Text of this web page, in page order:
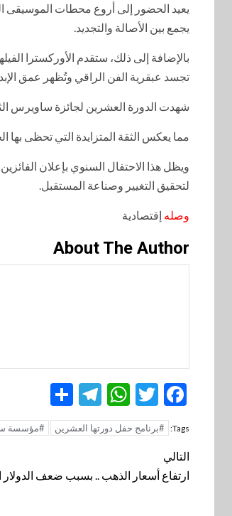
يعيد الحضور إلى أروع محطات الموسيقى
يجمع بين الأصالة والتجديد.
بالإضافة إلى ذلك، ستقدم الأوركسترا
تجسد عبقرية الفن الراقي وتُظهر عمق
شهدت الدورة العشرين لجائزة ساويرس
مما يعكس الثقة المتزايدة التي تحظى بها
ويظل هذا الاحتفال السنوي بإعلان
لتحقيق التغيير وصناعة المستقبل.
وصله إقتصادية
About The Author
Facebook
Twitter
WhatsApp
Telegram
Tags: #برنامج حفل دورتها العشرين #مؤسسة
تنقل
المقالة
التالي
ارتفاع أسعار الذهب .. بسبب ضعف الدولار